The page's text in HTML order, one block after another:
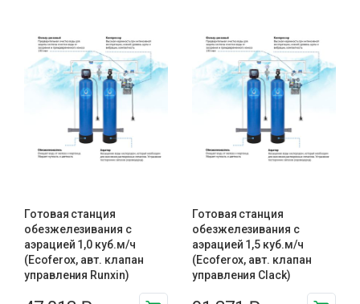
Готовая станция
обезжелезивания c
аэрацией 1,0 куб.м/ч
(Ecoferox, авт. клапан
управления Runxin)
Готовая станция
обезжелезивания c
аэрацией 1,5 куб.м/ч
(Ecoferox, авт. клапан
управления Clack)